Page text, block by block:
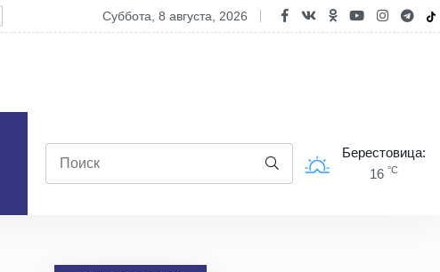
Воровал химикаты для своего огорода
суббота, 8 августа, 2026
Берестовица:
16 °C